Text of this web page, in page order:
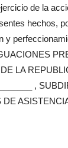
de la
hechos,
y
LA
,
DE